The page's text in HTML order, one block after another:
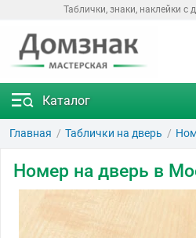
Таблички, знаки, наклейки с
Каталог
Главная Таблички на дверь
Номер на дверь в